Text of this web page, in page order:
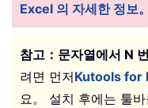
Excel 의 자세한 정보。
참고： 문자열에서 N
려면 먼저Kutools for
요。 설치 후에는 툴